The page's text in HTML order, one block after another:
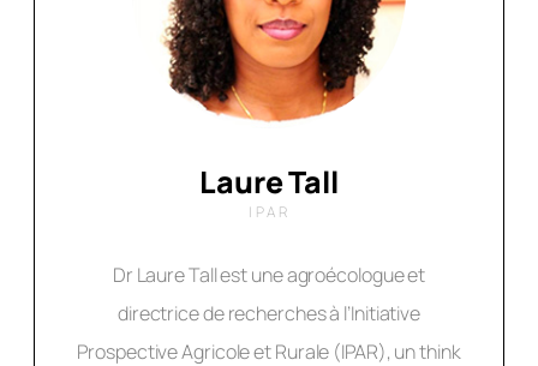
Laure Tall
IPAR
Dr Laure Tall est une agroécologue et
directrice de recherches à l’Initiative
Prospective Agricole et Rurale (IPAR), un think